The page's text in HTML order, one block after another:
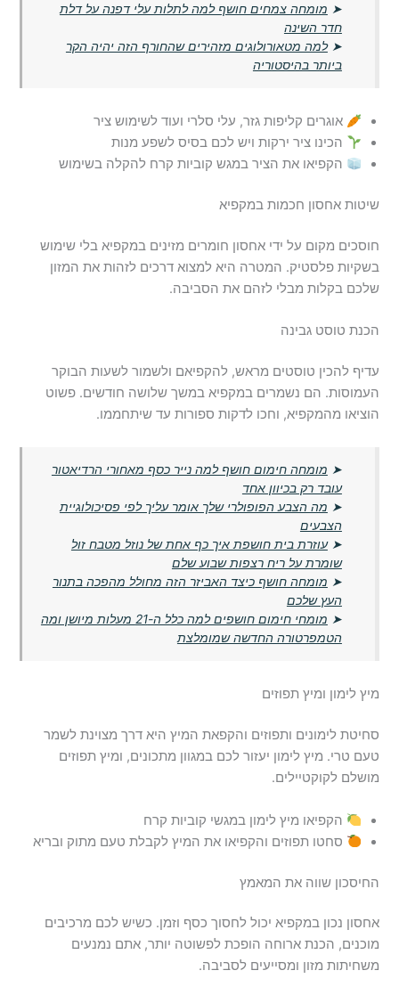
➤ מומחה צמחים חושף למה לתלות עלי דפנה על דלת
חדר השינה
➤למה מטאורולוגים מזהירים שהחורף הזה יהיה הקר
ביותר בהיסטוריה
אוגרים קליפות גזר, עלי סלרי ועוד לשימוש ציר
הכינו ציר ירקות ויש לכם בסיס לשפע מנות
הקפיאו את הציר במגש קוביות קרח להקלה בשימוש
שיטות אחסון חכמות במקפיא
חוסכים מקום על ידי אחסון חומרים מזינים במקפיא בלי שימוש
בשקיות פלסטיק. המטרה היא למצוא דרכים לזהות את המזון
שלכם בקלות מבלי לזהם את הסביבה.
הכנת טוסט גבינה
עדיף להכין טוסטים מראש, להקפיאם ולשמור לשעות הבוקר
העמוסות. הם נשמרים במקפיא במשך שלושה חודשים. פשוט
הוציאו מהמקפיא, וחכו לדקות ספורות עד שיתחממו.
➤ מומחה חימום חושף למה נייר כסף מאחורי הרדיאטור
עובד רק בכיוון אחד
➤ מה הצבע הפופולרי שלך אומר עליך לפי פסיכולוגיית
הצבעים
➤עוזרת בית חושפת איך כף אחת של נוזל מטבח זול
שומרת על ריח רצפות שבוע שלם
➤ מומחה חושף כיצד האביזר הזה מחולל מהפכה בתנור
העץ שלכם
➤
מומחי חימום חושפים למה כלל ה-21 מעלות מיושן ומה
הטמפרטורה החדשה שמומלצת
מיץ לימון ומיץ תפוזים
סחיטת לימונים ותפוזים והקפאת המיץ היא דרך מצוינת לשמר
טעם טרי. מיץ לימון יעזור לכם במגוון מתכונים, ומיץ תפוזים
מושלם לקוקטיילים.
הקפיאו מיץ לימון במגשי קוביות קרח
סחטו תפוזים והקפיאו את המיץ לקבלת טעם מתוק ובריא
החיסכון שווה את המאמץ
אחסון נכון במקפיא יכול לחסוך כסף וזמן. כשיש לכם מרכיבים
מוכנים, הכנת ארוחה הופכת לפשוטה יותר, אתם נמנעים
משחיתות מזון ומסייעים לסביבה.